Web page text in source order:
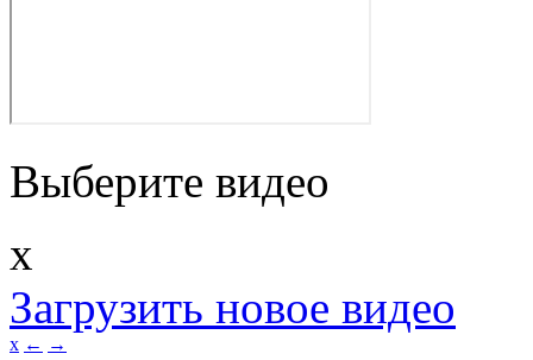
Выберите видео
x
Загрузить новое видео
x ← →